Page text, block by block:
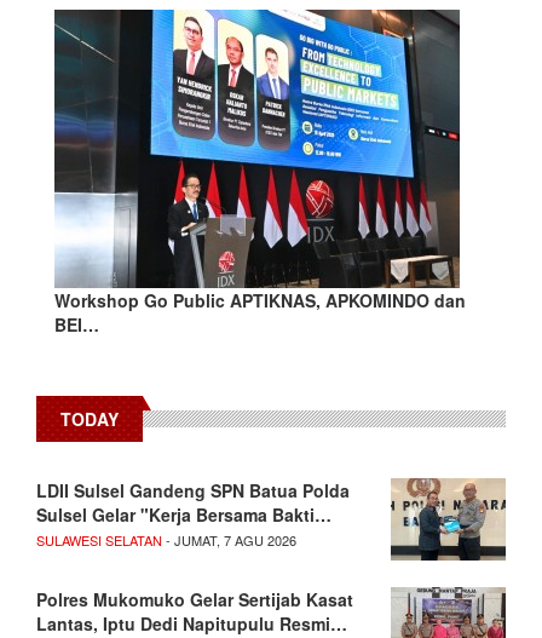
Workshop Go Public APTIKNAS, APKOMINDO dan
BEI…
TODAY
LDII Sulsel Gandeng SPN Batua Polda
Sulsel Gelar "Kerja Bersama Bakti…
SULAWESI SELATAN - JUMAT, 7 AGU 2026
Polres Mukomuko Gelar Sertijab Kasat
Lantas, Iptu Dedi Napitupulu Resmi…